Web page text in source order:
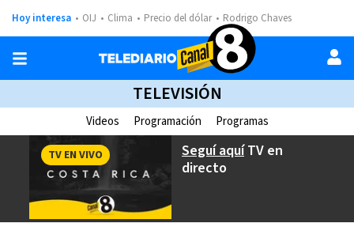
Hoy interesa OIJ Clima Precio del dólar Rodrigo Chaves
TELEVISIÓN
Videos Programación Programas
Seguí aquíTV en
directo
TV EN VIVO